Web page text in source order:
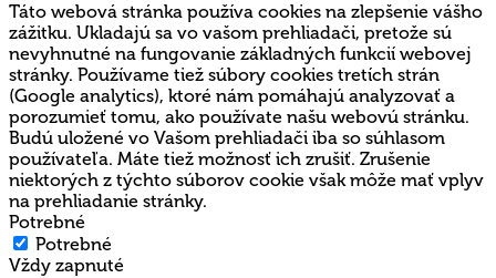
Táto webová stránka používa cookies na zlepšenie vášho
zážitku. Ukladajú sa vo vašom prehliadači, pretože sú
nevyhnutné na fungovanie základných funkcií webovej
stránky. Používame tiež súbory cookies tretích strán
(Google analytics), ktoré nám pomáhajú analyzovať a
porozumieť tomu, ako používate našu webovú stránku.
Budú uložené vo Vašom prehliadači iba so súhlasom
používateľa. Máte tiež možnosť ich zrušiť. Zrušenie
niektorých z týchto súborov cookie však môže mať vplyv
na prehliadanie stránky.
Potrebné
Potrebné
Vždy zapnuté